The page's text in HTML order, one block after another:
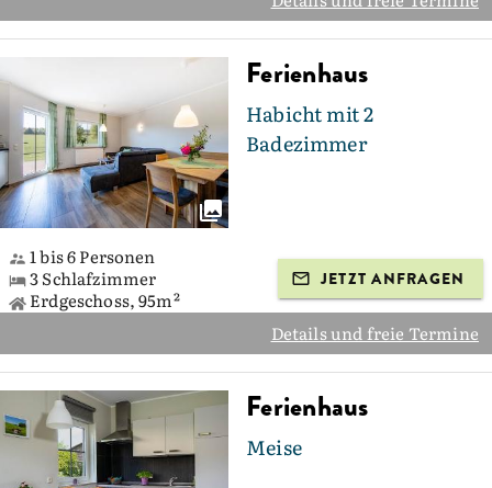
Ferienhaus
Habicht mit 2
Badezimmer
1 bis 6 Personen
3 Schlafzimmer
Erdgeschoss, 95m²
JETZT ANFRAGEN
Details und freie Termine
Ferienhaus
Meise